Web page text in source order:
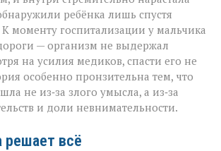
ребёнка лишь спустя
К моменту госпитализации у мальчика
— организм не выдержал
на усилия медиков, спасти его не
особенно пронзительна тем, что
не из‑за злого умысла, а из‑за
и доли невнимательности.
решает всё